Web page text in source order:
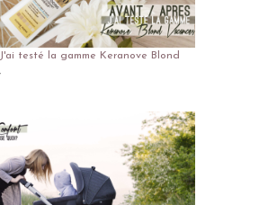
testé la gamme Keranove Blond